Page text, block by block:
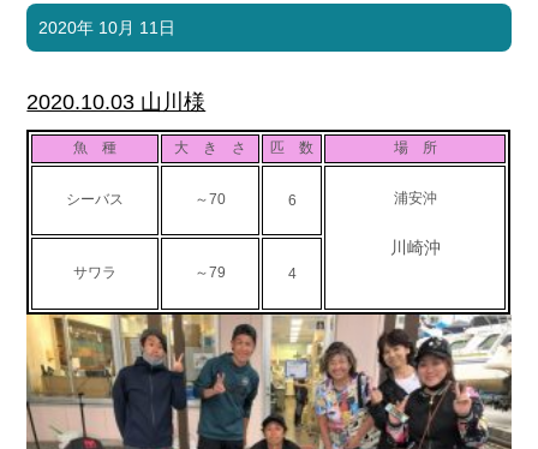
2020年 10月 11日
2020.10.03 山川様
魚 種 大 き さ 匹 数 場 所
シーバス ～70 6 浦安沖
川崎沖
サワラ ～79 4